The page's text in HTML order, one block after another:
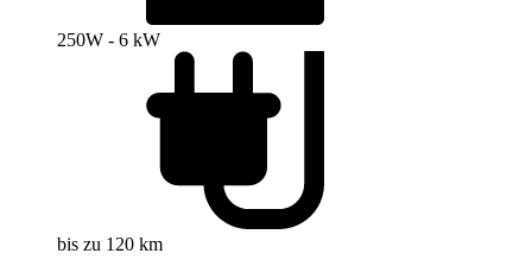
250W - 6 kW
bis zu 120 km